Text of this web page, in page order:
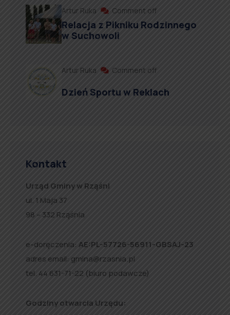
Artur Ruka Comment off
Relacja z Pikniku Rodzinnego
w Suchowoli
Artur Ruka Comment off
Dzień Sportu w Reklach
Kontakt
Urząd Gminy w Rząśni
ul. 1 Maja 37
98 – 332 Rząśnia
e-doręczenia: AE:PL-57726-56911-GBSAJ-23
adres email: gmina@rzasnia.pl
tel. 44 631-71-22 (biuro podawcze)
Godziny otwarcia Urzędu: